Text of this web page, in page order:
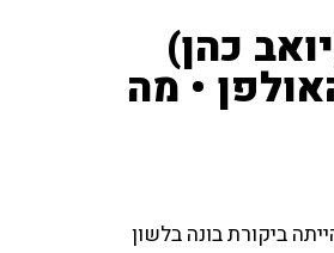
כהן)
• מה
ביקורת בונה בלשון